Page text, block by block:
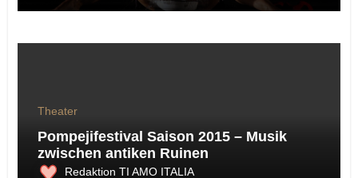
Theater
Pompejifestival Saison 2015 – Musik
zwischen antiken Ruinen
Redaktion TI AMO ITALIA